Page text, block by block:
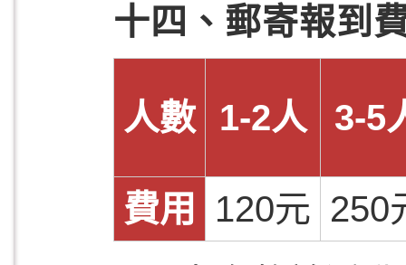
十四、郵寄報到
人數 1-2人 3-5
費用 120元 250